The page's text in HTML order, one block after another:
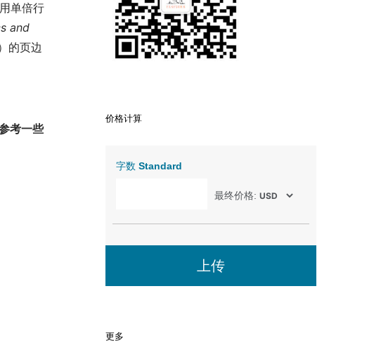
单倍行
and
的页边
考一些
价格计算
字数 Standard
最终价格:
上传
更多